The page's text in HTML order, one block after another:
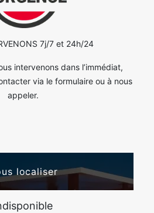
7j/7 et 24h/24
intervenons dans l’immédiat,
via le formulaire ou à nous
appeler.
localiser